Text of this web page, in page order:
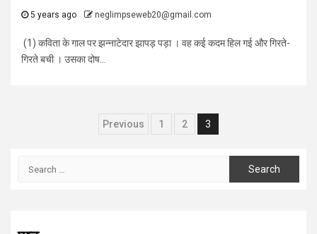
5 years ago neglimpseweb20@gmail.com
(1) कविता के गाल पर झन्नाटेदार झापड़ पड़ा । वह कई कदम हिल गई और गिरते-
गिरते बची । उसका दोष...
Posts
Previous 1 2 3